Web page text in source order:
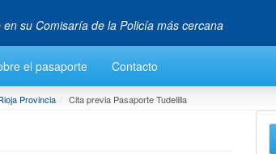
su Comisaría de la Policía más cercana
el pasaporte Contacto
Provincia Cita previa Pasaporte Tudelilla